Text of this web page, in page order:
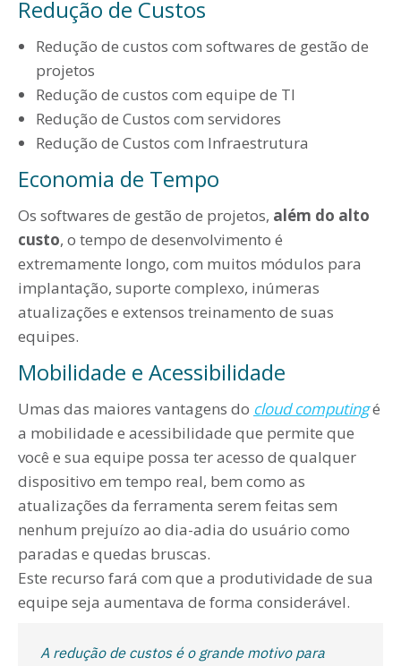
Redução de Custos
Redução de custos com softwares de gestão de
projetos
Redução de custos com equipe de TI
Redução de Custos com servidores
Redução de Custos com Infraestrutura
Economia de Tempo
Os softwares de gestão de projetos, além do alto
custo, o tempo de desenvolvimento é
extremamente longo, com muitos módulos para
implantação, suporte complexo, inúmeras
atualizações e extensos treinamento de suas
equipes.
Mobilidade e Acessibilidade
Umas das maiores vantagens do cloud computingé
a mobilidade e acessibilidade que permite que
você e sua equipe possa ter acesso de qualquer
dispositivo em tempo real, bem como as
atualizações da ferramenta serem feitas sem
nenhum prejuízo ao dia-adia do usuário como
paradas e quedas bruscas.
Este recurso fará com que a produtividade de sua
equipe seja aumentava de forma considerável.
A redução de custos é o grande motivo para